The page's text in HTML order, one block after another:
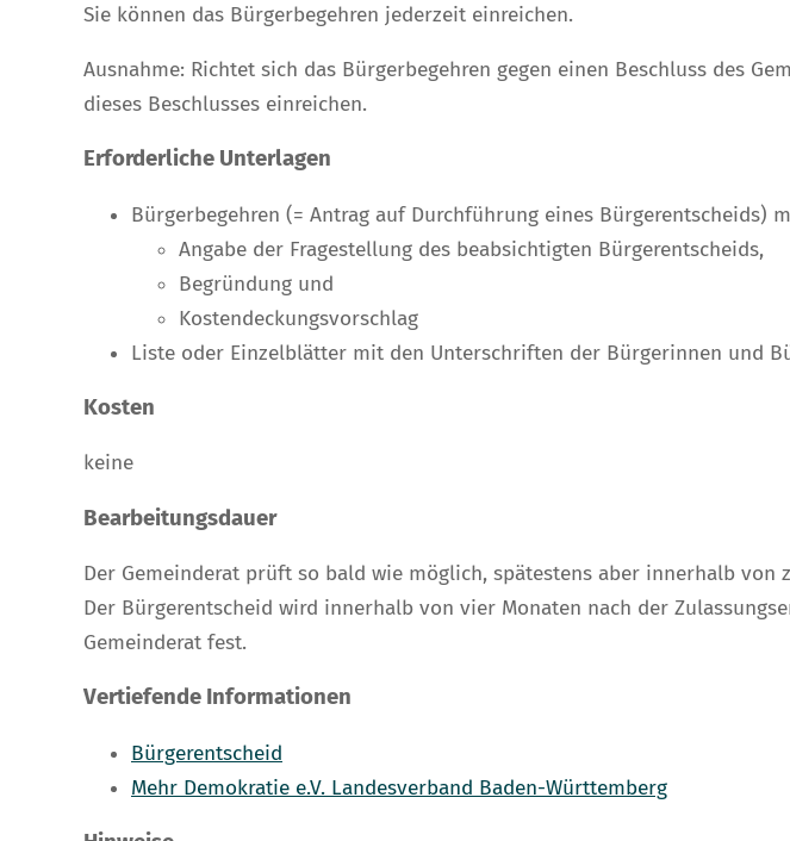
Sie können das Bürgerbegehren jederzeit einreichen.
Ausnahme: Richtet sich das Bürgerbegehren gegen einen Beschluss des
dieses Beschlusses einreichen.
Erforderliche Unterlagen
Bürgerbegehren (= Antrag auf Durchführung eines Bürgerentscheids)
Angabe der Fragestellung des beabsichtigten Bürgerentscheids,
Begründung und
Kostendeckungsvorschlag
Liste oder Einzelblätter mit den Unterschriften der Bürgerinnen und
Kosten
keine
Bearbeitungsdauer
Der Gemeinderat prüft so bald wie möglich, spätestens aber innerhalb von
Der Bürgerentscheid wird innerhalb von vier Monaten nach der
Gemeinderat fest.
Vertiefende Informationen
Bürgerentscheid
Mehr Demokratie e.V. Landesverband Baden-Württemberg